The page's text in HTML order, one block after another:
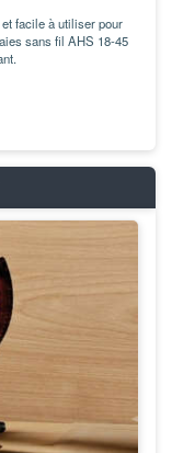
facile à utiliser pour
sans fil AHS 18-45